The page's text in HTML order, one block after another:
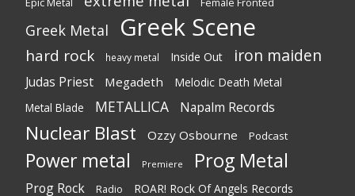
Greek Metal Greek Scene
hard rock heavy metal Inside Out iron maiden
Judas Priest Megadeth Melodic Death Metal
Metal Blade METALLICA Napalm Records
Nuclear Blast Ozzy Osbourne Podcast
Power metal Premiere Prog Metal
Prog Rock Radio ROAR! Rock Of Angels Records